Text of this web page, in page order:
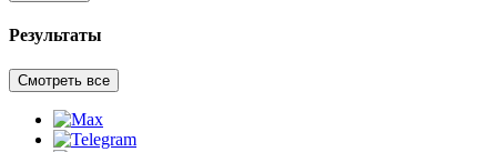
Результаты
Смотреть все